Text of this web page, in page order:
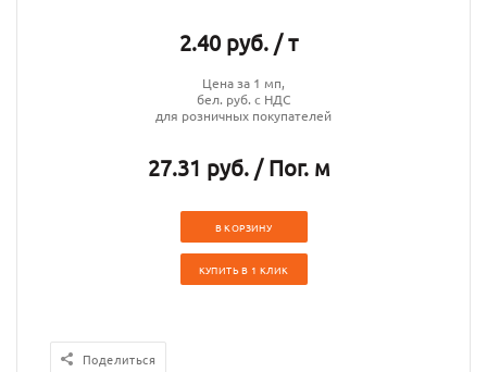
2.40 руб. / т
Цена за 1 мп,
бел. руб. с НДС
для розничных покупателей
27.31 руб. / Пог. м
В КОРЗИНУ
КУПИТЬ В 1 КЛИК
Поделиться